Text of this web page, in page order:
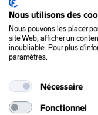
Les
Les
Nous utilisons des
Nous pouvons les placer
site Web, afficher un
inoubliable. Pour plus
paramètres.
Nécessaire
Fonctionnel